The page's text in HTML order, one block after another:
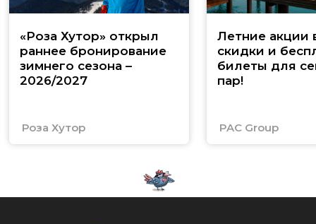
«Роза Хутор» открыл
раннее бронирование
зимнего сезона –
2026/2027
Роза Хутор
Летние акции
скидки и
билеты для
пар!
PAC Group